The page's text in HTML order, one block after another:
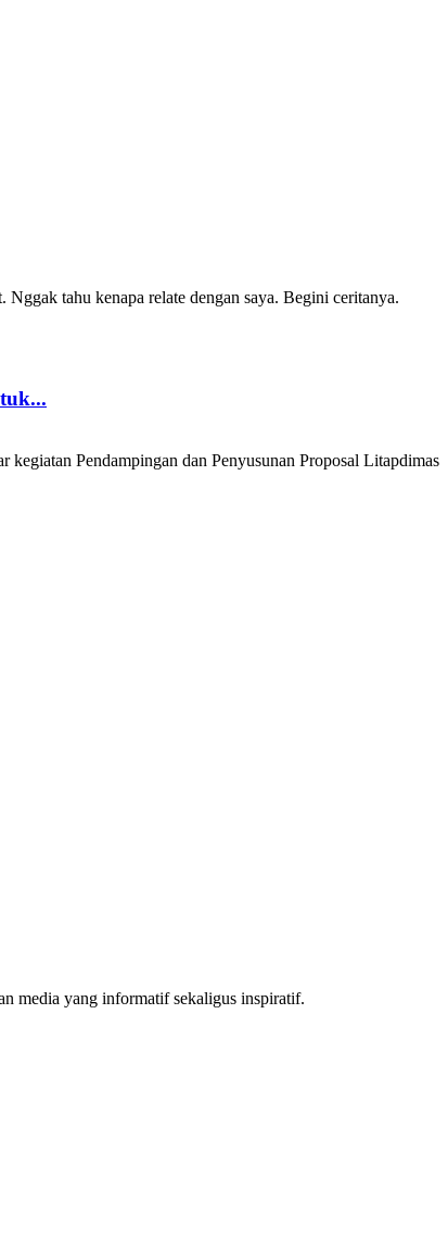
tahu kenapa relate dengan saya. Begini ceritanya.
Pendampingan dan Penyusunan Proposal Litapdimas
media yang informatif sekaligus inspiratif.